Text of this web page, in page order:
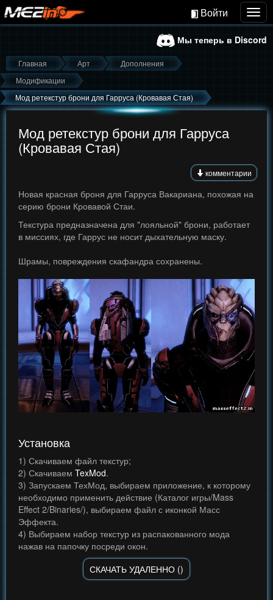
Войти
Мы теперь в Discord
Главная Арт
Дополнения
Модификации
Мод ретекстур брони для Гарруса (Кровавая Стая)
Мод ретекстур брони для Гарруса
(Кровавая Стая)
комментарии
Новая красная броня для Гарруса Вакариана, похожая на
серию брони Кровавой Стаи.
Текстура предназначена для "лояльной" брони, работает
в миссиях, где Гаррус не носит дыхательную маску.
Шрамы, повреждения скафандра сохранены.
Установка
1) Скачиваем файл текстур;
2) Скачиваем TexMod.
3) Запускаем ТехМод, выбираем приложение, к которому
необходимо применить действие (Каталог игры/Mass
Effect 2/Binaries/), выбираем файл с иконкой Масс
Эффекта.
4) Выбираем набор текстур из распакованного мода
нажав на папочку посреди окон.
СКАЧАТЬ УДАЛЕННО ()